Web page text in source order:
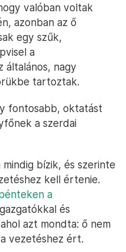
valóban voltak
azonban az ő
egy szűk,
a
általános, nagy
tartoztak.
fontosabb, oktatást
a szerdai
bízik, és szerinte
kell értenie.
a
és
azt mondta: ő nem
vezetéshez ért.